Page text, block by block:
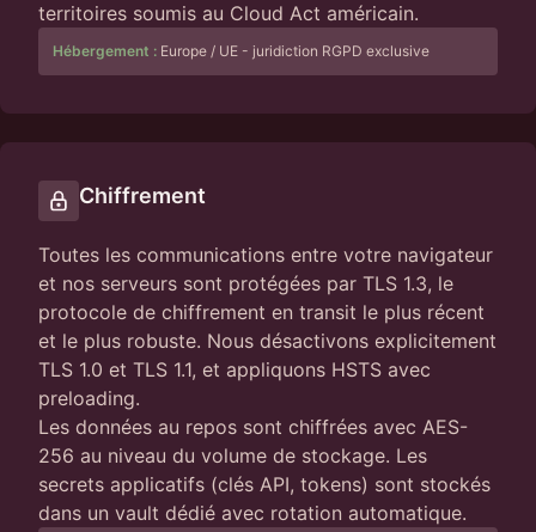
territoires soumis au Cloud Act américain.
Hébergement : Europe / UE - juridiction RGPD exclusive
Chiffrement
Toutes les communications entre votre navigateur
et nos serveurs sont protégées par TLS 1.3, le
protocole de chiffrement en transit le plus récent
et le plus robuste. Nous désactivons explicitement
TLS 1.0 et TLS 1.1, et appliquons HSTS avec
preloading.
Les données au repos sont chiffrées avec AES-
256 au niveau du volume de stockage. Les
secrets applicatifs (clés API, tokens) sont stockés
dans un vault dédié avec rotation automatique.